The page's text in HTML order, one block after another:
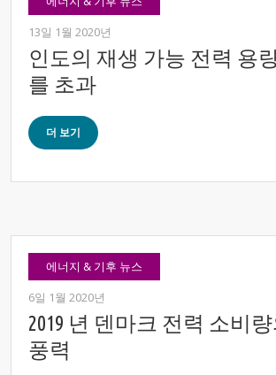
13일 1월 2020년
인도의 재생 가능 전력 용량
를 초과
더 보기
에너지 & 기후 뉴스
6일 1월 2020년
2019 년 덴마크 전력 소비량
풍력